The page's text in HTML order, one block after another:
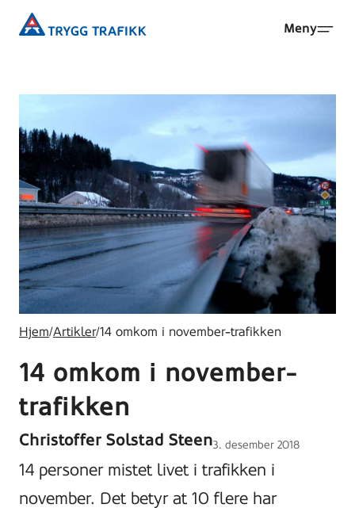
Trygg
Meny
Hjem/Artikler/14 omkom i november-trafikken
14 omkom i november-
trafikken
Christoffer Solstad SteenLagt
på
3. desember 2018
14 personer mistet livet i trafikken i
november. Det betyr at 10 flere har